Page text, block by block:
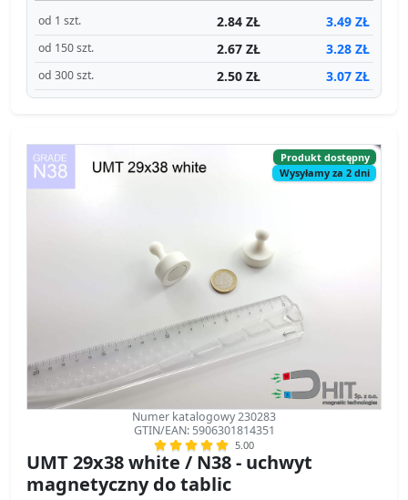
od 1 szt. 2.84 ZŁ 3.49 ZŁ
od 150 szt. 2.67 ZŁ 3.28 ZŁ
od 300 szt. 2.50 ZŁ 3.07 ZŁ
Produkt dostępny
Wysyłamy za 2 dni
Numer katalogowy 230283
GTIN/EAN: 5906301814351
5.00
UMT 29x38 white / N38 - uchwyt
magnetyczny do tablic